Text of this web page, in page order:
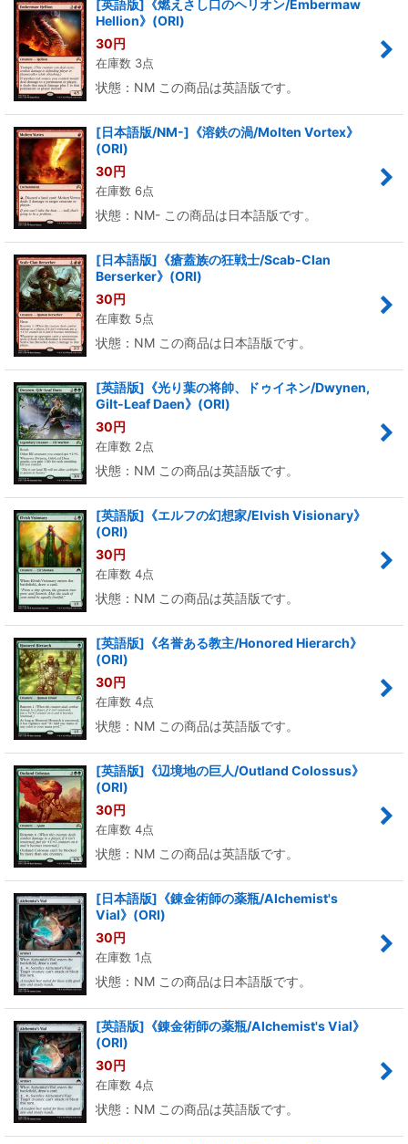
[英語版]《燃えさし口のヘリオン/Embermaw
Hellion》(ORI)
30円
在庫数 3点
状態：NM この商品は英語版です。
[日本語版/NM-]《溶鉄の渦/Molten Vortex》
(ORI)
30円
在庫数 6点
状態：NM- この商品は日本語版です。
[日本語版]《瘡蓋族の狂戦士/Scab-Clan
Berserker》(ORI)
30円
在庫数 5点
状態：NM この商品は日本語版です。
[英語版]《光り葉の将帥、ドゥイネン/Dwynen,
Gilt-Leaf Daen》(ORI)
30円
在庫数 2点
状態：NM この商品は英語版です。
[英語版]《エルフの幻想家/Elvish Visionary》
(ORI)
30円
在庫数 4点
状態：NM この商品は英語版です。
[英語版]《名誉ある教主/Honored Hierarch》
(ORI)
30円
在庫数 4点
状態：NM この商品は英語版です。
[英語版]《辺境地の巨人/Outland Colossus》
(ORI)
30円
在庫数 4点
状態：NM この商品は英語版です。
[日本語版]《錬金術師の薬瓶/Alchemist's
Vial》(ORI)
30円
在庫数 1点
状態：NM この商品は日本語版です。
[英語版]《錬金術師の薬瓶/Alchemist's Vial》
(ORI)
30円
在庫数 4点
状態：NM この商品は英語版です。